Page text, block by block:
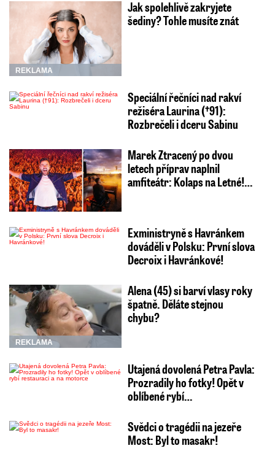
REKLAMA
Jak spolehlivě zakryjete
šediny? Tohle musíte znát
Speciální řečníci nad rakví
režiséra Laurina (†91):
Rozbrečeli i dceru Sabinu
Marek Ztracený po dvou
letech příprav naplnil
amfiteátr: Kolaps na Letné!…
Exministryně s Havránkem
dováděli v Polsku: První slova
Decroix i Havránkové!
REKLAMA
Alena (45) si barví vlasy roky
špatně. Děláte stejnou
chybu?
Utajená dovolená Petra Pavla:
Prozradily ho fotky! Opět v
oblíbené rybí…
Svědci o tragédii na jezeře
Most: Byl to masakr!